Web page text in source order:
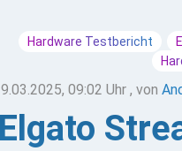
Hardware Testbericht
09:02 Uhr , von